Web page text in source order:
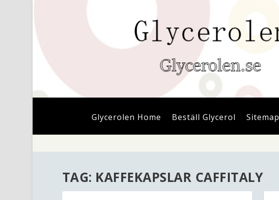
Glycerolen Home Beställ Glycerol Sitemap
TAG: KAFFEKAPSLAR CAFFITALY